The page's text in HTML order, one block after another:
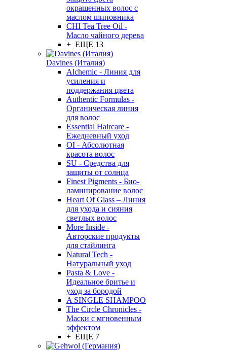
окрашенных волос с
маслом шиповника
CHI Tea Tree Oil -
Масло чайного дерева
+ ЕЩЕ 13
Davines (Италия)
Alchemic - Линия для
усиления и
поддержания цвета
Authentic Formulas -
Органическая линия
для волос
Essential Haircare -
Eжедневный уход
OI - Абсолютная
красота волос
SU - Средства для
защиты от солнца
Finest Pigments - Био-
ламинирование волос
Heart Of Glass – Линия
для ухода и сияния
светлых волос
More Inside -
Авторские продукты
для стайлинга
Natural Tech -
Натуральный уход
Pasta & Love -
Идеальное бритье и
уход за бородой
A SINGLE SHAMPOO
The Circle Chronicles -
Маски с мгновенным
эффектом
+ ЕЩЕ 7